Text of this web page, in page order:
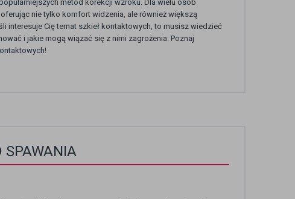
metod korekcji wzroku. Dla wielu osób
nie tylko komfort widzenia, ale również większą
interesuje Cię temat szkieł kontaktowych, to musisz wiedzieć
i jakie mogą wiązać się z nimi zagrożenia. Poznaj
SPAWANIA